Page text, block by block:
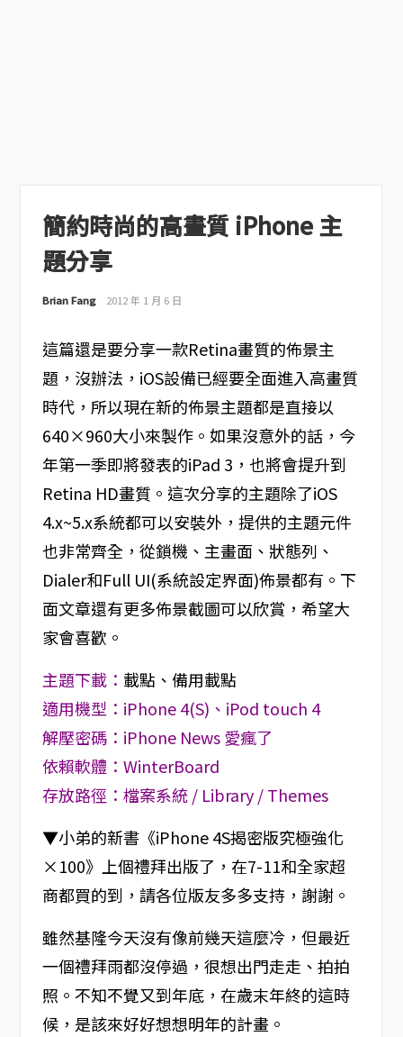
簡約時尚的高畫質 iPhone 主
題分享
Brian Fang 2012 年 1 月 6 日
這篇還是要分享一款Retina畫質的佈景主
題，沒辦法，iOS設備已經要全面進入高畫質
時代，所以現在新的佈景主題都是直接以
640×960大小來製作。如果沒意外的話，今
年第一季即將發表的iPad 3，也將會提升到
Retina HD畫質。這次分享的主題除了iOS
4.x~5.x系統都可以安裝外，提供的主題元件
也非常齊全，從鎖機、主畫面、狀態列、
Dialer和Full UI(系統設定界面)佈景都有。下
面文章還有更多佈景截圖可以欣賞，希望大
家會喜歡。
主題下載： 載點 、 備用載點
適用機型：iPhone 4(S)、iPod touch 4
解壓密碼：iPhone News 愛瘋了
依賴軟體：WinterBoard
存放路徑：檔案系統 / Library / Themes
▼小弟的新書《iPhone 4S揭密版究極強化
×100》上個禮拜出版了，在7-11和全家超
商都買的到，請各位版友多多支持，謝謝。
雖然基隆今天沒有像前幾天這麼冷，但最近
一個禮拜雨都沒停過，很想出門走走、拍拍
照。不知不覺又到年底，在歲末年終的這時
候，是該來好好想想明年的計畫。